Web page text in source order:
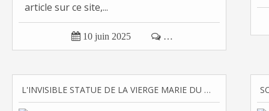
article sur ce site,...
 10 juin 2025  …
L'INVISIBLE STATUE DE LA VIERGE MARIE DU QUARTIER TASSY DE PORT DE BOUC